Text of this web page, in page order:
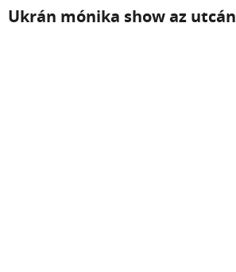
Ukrán mónika show az utcán